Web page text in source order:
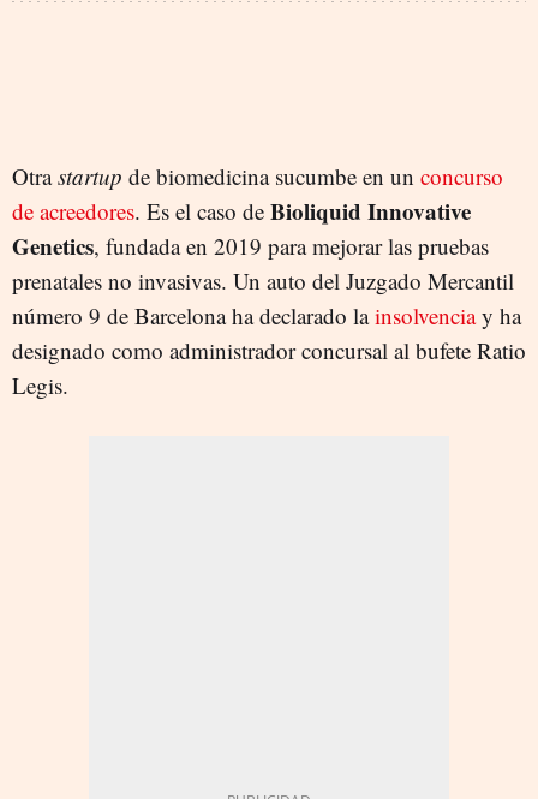
Otrastartup de biomedicina sucumbe en un concurso
de acreedores. Es el caso de Bioliquid Innovative
Genetics, fundada en 2019 para mejorar las pruebas
prenatales no invasivas. Un auto del Juzgado Mercantil
número 9 de Barcelona ha declarado lainsolvenciay ha
designado como administrador concursal al bufete Ratio
Legis.